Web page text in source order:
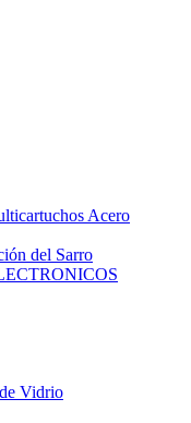
Acero
del Sarro
Vidrio